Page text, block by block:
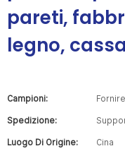
pareti,
legno,
Campioni: Fornire
Spedizione:
Luogo Di Origine: Cina